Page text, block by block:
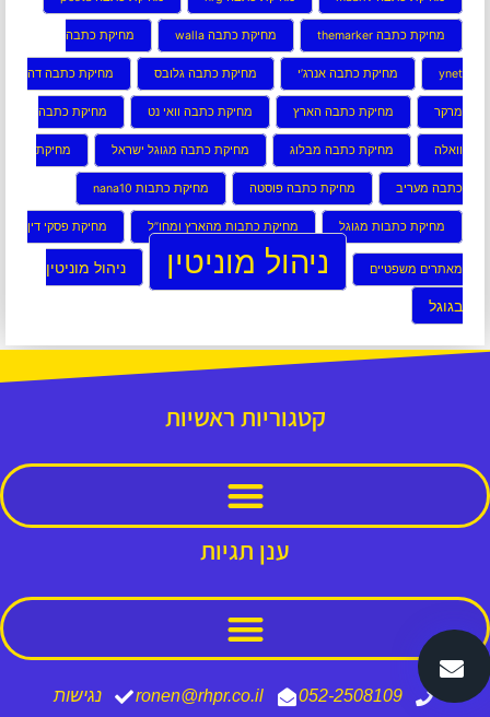
מחיקת כתבה themarker מחיקת כתבה walla מחיקת כתבה
ynet מחיקת כתבה אנרג’י מחיקת כתבה גלובס מחיקת כתבה דה
מרקר מחיקת כתבה הארץ מחיקת כתבה וואי נט מחיקת כתבה
וואלה מחיקת כתבה מבלוג מחיקת כתבה מגוגל ישראל מחיקת
כתבה מעריב מחיקת כתבה פוסטה מחיקת כתבות nana10
מחיקת כתבות מגוגל מחיקת כתבות מהארץ ומחו”ל מחיקת פסקי דין
מאתרים משפטיים ניהול מוניטין ניהול מוניטין
בגוגל
קטגוריות ראשיות
ענן תגיות
052-2508109
ronen@rhpr.co.il נגישות